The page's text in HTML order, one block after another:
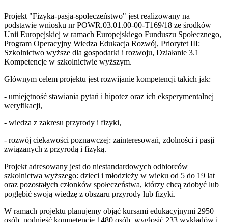
Projekt "Fizyka-pasja-społeczeństwo" jest realizowany na
podstawie wniosku nr POWR.03.01.00-00-T169/18 ze środków
Unii Europejskiej w ramach Europejskiego Funduszu Społecznego,
Program Operacyjny Wiedza Edukacja Rozwój, Priorytet III:
Szkolnictwo wyższe dla gospodarki i rozwoju, Działanie 3.1
Kompetencje w szkolnictwie wyższym.
Głównym celem projektu jest rozwijanie kompetencji takich jak:
- umiejętność stawiania pytań i hipotez oraz ich eksperymentalnej
weryfikacji,
- wiedza z zakresu przyrody i fizyki,
- rozwój ciekawości poznawczej: zainteresowań, zdolności i pasji
związanych z przyrodą i fizyką.
Projekt adresowany jest do niestandardowych odbiorców
szkolnictwa wyższego: dzieci i młodzieży w wieku od 5 do 19 lat
oraz pozostałych członków społeczeństwa, którzy chcą zdobyć lub
pogłębić swoją wiedzę z obszaru przyrody lub fizyki.
W ramach projektu planujemy objąć kursami edukacyjnymi 2950